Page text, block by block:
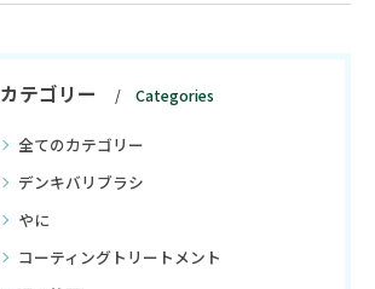
カテゴリー Categories
全てのカテゴリー
デンキバリブラシ
やに
コーティングトリートメント